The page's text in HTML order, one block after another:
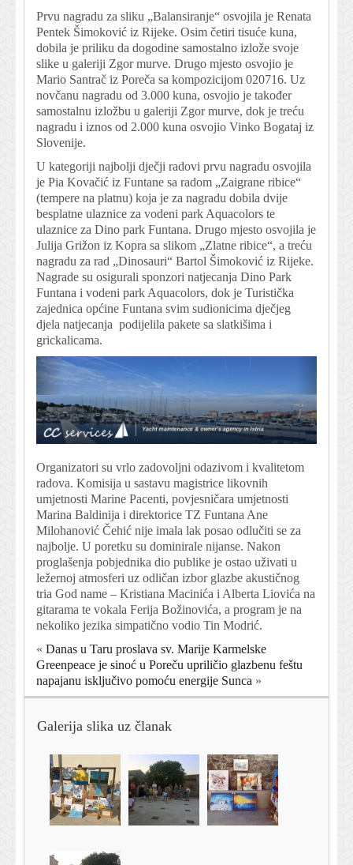
Prvu nagradu za sliku „Balansiranje“ osvojila je Renata
Pentek Šimoković iz Rijeke. Osim četiri tisuće kuna,
dobila je priliku da dogodine samostalno izlože svoje
slike u galeriji Zgor murve. Drugo mjesto osvojio je
Mario Santrač iz Poreča sa kompozicijom 020716. Uz
novčanu nagradu od 3.000 kuna, osvojio je također
samostalnu izložbu u galeriji Zgor murve, dok je treću
nagradu i iznos od 2.000 kuna osvojio Vinko Bogataj iz
Slovenije.
U kategoriji najbolji dječji radovi prvu nagradu osvojila
je Pia Kovačić iz Funtane sa radom „Zaigrane ribice“
(tempere na platnu) koja je za nagradu dobila dvije
besplatne ulaznice za vodeni park Aquacolors te
ulaznice za Dino park Funtana. Drugo mjesto osvojila je
Julija Grižon iz Kopra sa slikom „Zlatne ribice“, a treću
nagradu za rad „Dinosauri“ Bartol Šimoković iz Rijeke.
Nagrade su osigurali sponzori natjecanja Dino Park
Funtana i vodeni park Aquacolors, dok je Turistička
zajednica općine Funtana svim sudionicima dječjeg
djela natjecanja podijelila pakete sa slatkišima i
grickalicama.
Organizatori su vrlo zadovoljni odazivom i kvalitetom
radova. Komisija u sastavu magistrice likovnih
umjetnosti Marine Pacenti, povjesničara umjetnosti
Marina Baldinija i direktorice TZ Funtana Ane
Milohanović Čehić nije imala lak posao odlučiti se za
najbolje. U poretku su dominirale nijanse. Nakon
proglašenja pobjednika dio publike je ostao uživati u
ležernoj atmosferi uz odličan izbor glazbe akustičnog
tria God name – Kristiana Macinića i Alberta Liovića na
gitarama te vokala Ferija Božinovića, a program je na
nekoliko jezika simpatično vodio Tin Modrić.
« Danas u Taru proslava sv. Marije Karmelske
Greenpeace je sinoć u Poreču upriličio glazbenu feštu
napajanu isključivo pomoću energije Sunca »
Galerija slika uz članak